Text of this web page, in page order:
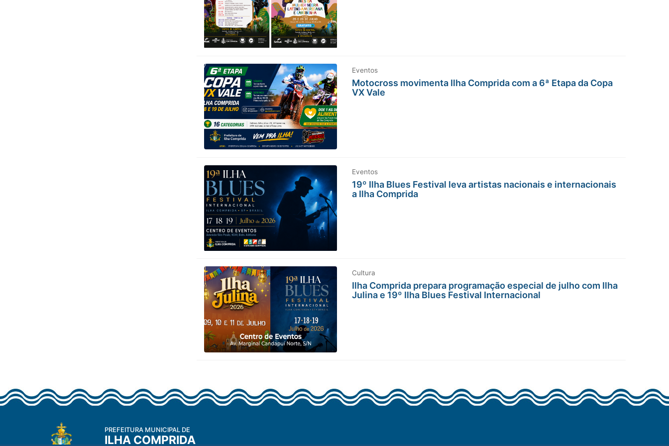
Eventos
Motocross movimenta Ilha Comprida com a 6ª Etapa da Copa
VX Vale
Eventos
19º Ilha Blues Festival leva artistas nacionais e internacionais
a Ilha Comprida
Cultura
Ilha Comprida prepara programação especial de julho com Ilha
Julina e 19º Ilha Blues Festival Internacional
PREFEITURA MUNICIPAL DE
ILHA COMPRIDA